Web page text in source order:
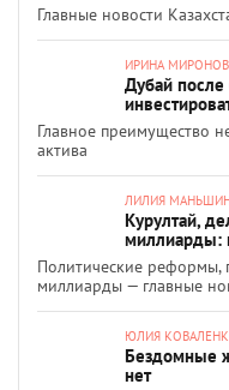
Главные новости
ИРИНА
Дубай после
Главное преимущество
актива
ЛИЛИЯ
Курултай,
миллиарды:
Политические
миллиарды — главные
ЮЛИЯ
Бездомные
нет